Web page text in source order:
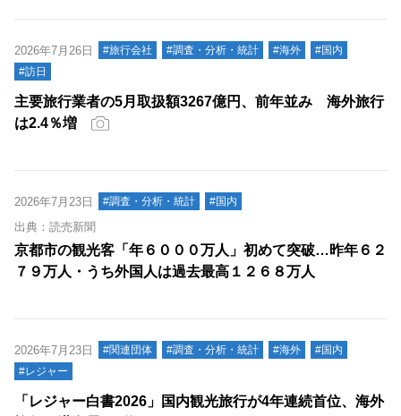
2026年7月26日 #旅行会社 #調査・分析・統計 #海外
#国内
#訪日
主要旅行業者の5月取扱額3267億円、前年並み 海外旅行
は2.4％増
2026年7月23日 #調査・分析・統計 #国内
出典：読売新聞
京都市の観光客「年６０００万人」初めて突破…昨年６２
７９万人・うち外国人は過去最高１２６８万人
2026年7月23日 #関連団体 #調査・分析・統計 #海外
#国内
#レジャー
「レジャー白書2026」国内観光旅行が4年連続首位、海外